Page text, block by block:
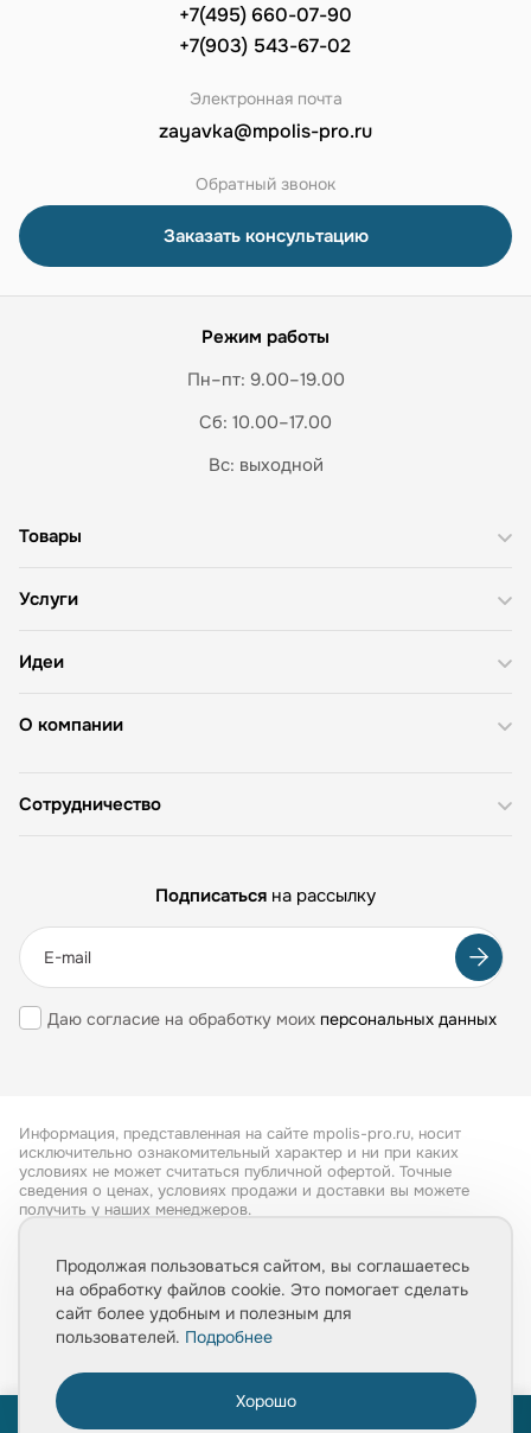
+7(495) 660-07-90
+7(903) 543-67-02
Электронная почта
zayavka@mpolis-pro.ru
Обратный звонок
Заказать консультацию
Режим работы
Пн–пт: 9.00–19.00
Сб: 10.00–17.00
Вс: выходной
О компании
Товары
Услуги
Идеи
Сотрудничество
Подписаться на рассылку
Даю согласие на обработку моих персональных данных
Информация, представленная на сайте mpolis-pro.ru, носит
исключительно ознакомительный характер и ни при каких
условиях не может считаться публичной офертой. Точные
сведения о ценах, условиях продажи и доставки вы можете
получить у наших менеджеров.
Обработка персональных данных
Политика конфиденциальности
Продолжая пользоваться сайтом, вы соглашаетесь
на обработку файлов cookie. Это помогает сделать
сайт более удобным и полезным для
пользователей. Подробнее
Хорошо